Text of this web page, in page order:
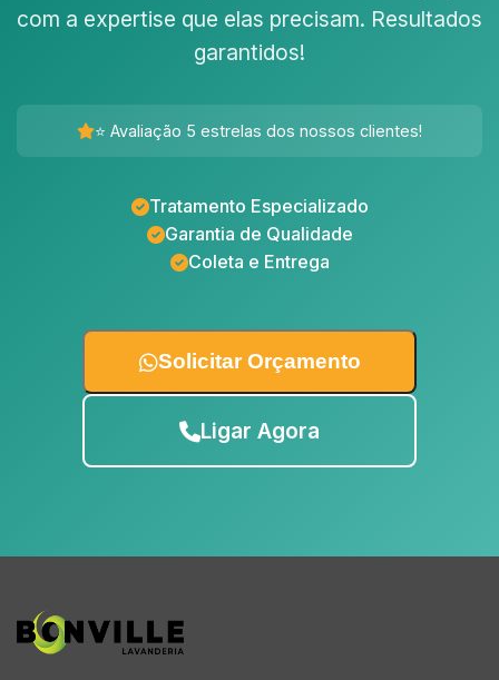
com a expertise que elas precisam. Resultados
garantidos!
⭐ Avaliação 5 estrelas dos nossos clientes!
Tratamento Especializado
Garantia de Qualidade
Coleta e Entrega
Solicitar Orçamento
Ligar Agora